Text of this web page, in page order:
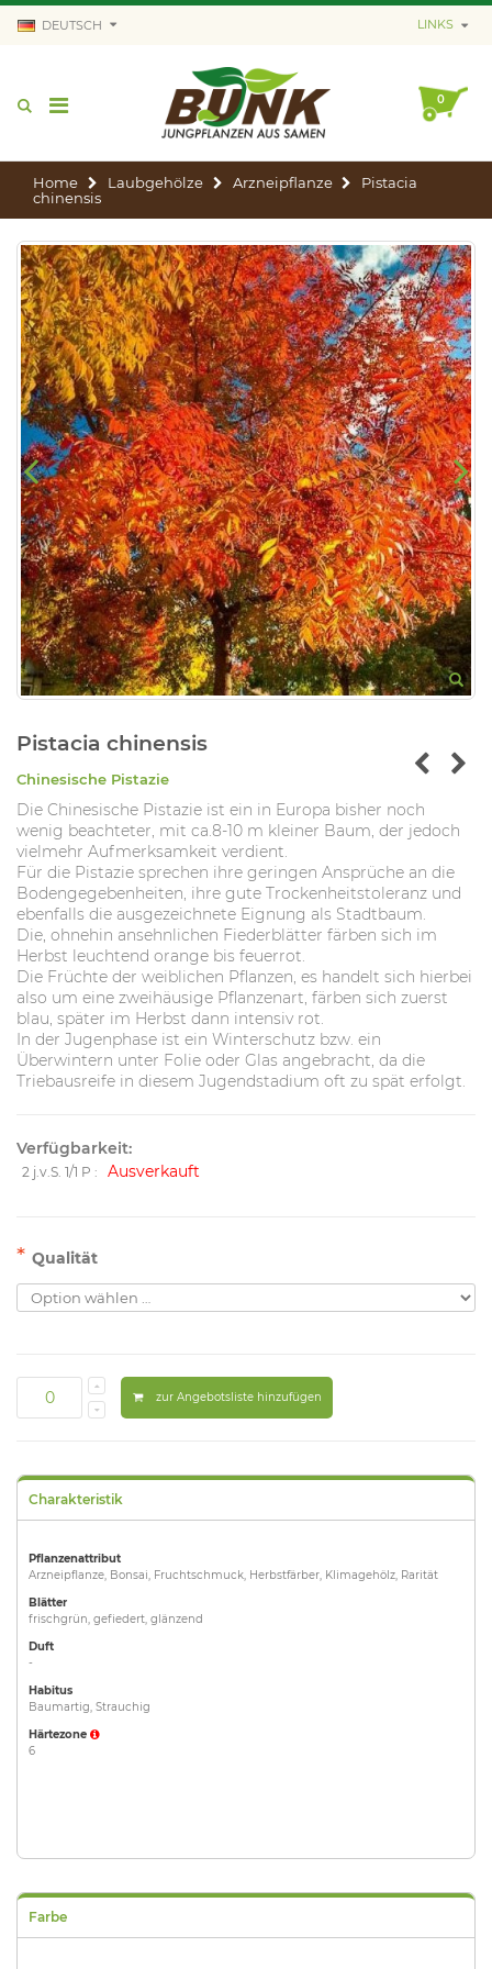
DEUTSCH LINKS
0
Home Laubgehölze Arzneipflanze
Pistacia
chinensis
Pistacia chinensis
Chinesische Pistazie
Die Chinesische Pistazie ist ein in Europa bisher noch
wenig beachteter, mit ca.8-10 m kleiner Baum, der jedoch
vielmehr Aufmerksamkeit verdient.
Für die Pistazie sprechen ihre geringen Ansprüche an die
Bodengegebenheiten, ihre gute Trockenheitstoleranz und
ebenfalls die ausgezeichnete Eignung als Stadtbaum.
Die, ohnehin ansehnlichen Fiederblätter färben sich im
Herbst leuchtend orange bis feuerrot.
Die Früchte der weiblichen Pflanzen, es handelt sich hierbei
also um eine zweihäusige Pflanzenart, färben sich zuerst
blau, später im Herbst dann intensiv rot.
In der Jugenphase ist ein Winterschutz bzw. ein
Überwintern unter Folie oder Glas angebracht, da die
Triebausreife in diesem Jugendstadium oft zu spät erfolgt.
Verfügbarkeit:
2 j.v.S. 1/1 P : Ausverkauft
* Qualität
zur Angebotsliste hinzufügen
Charakteristik
Pflanzenattribut
Arzneipflanze, Bonsai, Fruchtschmuck, Herbstfärber, Klimagehölz, Rarität
Blätter
frischgrün, gefiedert, glänzend
Duft
-
Habitus
Baumartig, Strauchig
Härtezone
6
Farbe